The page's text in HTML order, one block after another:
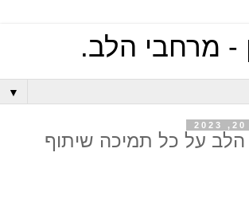
- מרחבי הלב.
▼
הלב על כל תמיכה שיתוף